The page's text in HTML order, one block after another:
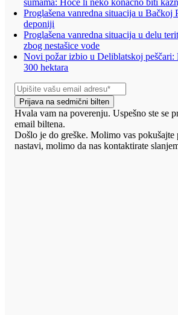
šumama: Hoće li neko konačno biti
Proglašena vanredna situacija u Bačkoj
deponiji
Proglašena vanredna situacija u delu
zbog nestašice vode
Novi požar izbio u Deliblatskoj peščari:
300 hektara
Prijava na sedmični bilten
Hvala vam na poverenju. Uspešno ste se
email biltena.
Došlo je do greške. Molimo vas
nastavi, molimo da nas kontaktirate